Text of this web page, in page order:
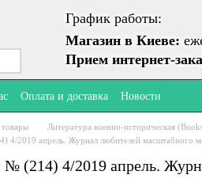
График работы:
Магазин в Киеве:
Прием интернет-
Оплата и доставка Новости
товары
Литература военно-историческая
2019 апрель. Журнал любителей масштабного
(214) 4/2019 апрель.